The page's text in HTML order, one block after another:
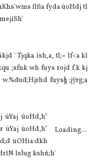
flfia fyda úoHdj tl
' Tjqka ish,a, tl;= lf<a kï
;sfnk wh fuys rojd f.k kj
fuys§ ;jÿrg;a
Loading...
úoHd,h"
úYaj úoHd,h"
uOHia:dkh
lsÍug kshñ;h'